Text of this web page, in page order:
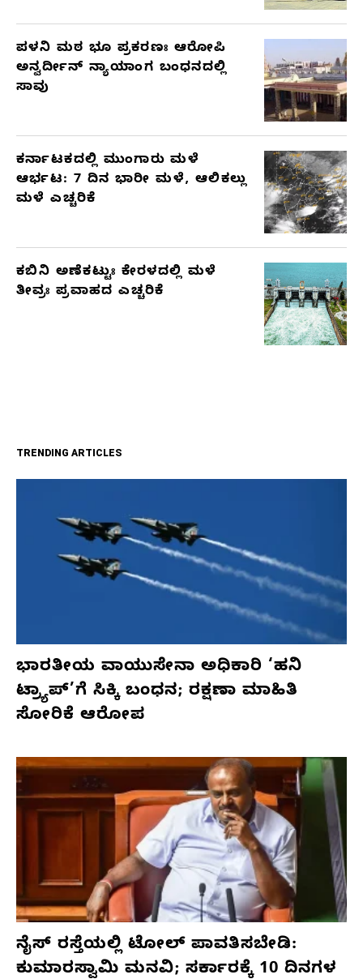
ಪಳನಿ ಮಠ ಭೂ ಪ್ರಕರಣಃ ಆರೋಪಿ
ಅನ್ವರ್ದೀನ್ ನ್ಯಾಯಾಂಗ ಬಂಧನದಲ್ಲಿ
ಸಾವು
ಕರ್ನಾಟಕದಲ್ಲಿ ಮುಂಗಾರು ಮಳೆ
ಆರ್ಭಟ: 7 ದಿನ ಭಾರೀ ಮಳೆ, ಆಲಿಕಲ್ಲು
ಮಳೆ ಎಚ್ಚರಿಕೆ
ಕಬಿನಿ ಅಣೆಕಟ್ಟುಃ ಕೇರಳದಲ್ಲಿ ಮಳೆ
ತೀವ್ರಃ ಪ್ರವಾಹದ ಎಚ್ಚರಿಕೆ
TRENDING ARTICLES
ಭಾರತೀಯ ವಾಯುಸೇನಾ ಅಧಿಕಾರಿ ‘ಹನಿ
ಟ್ರ್ಯಾಪ್’ಗೆ ಸಿಕ್ಕಿ ಬಂಧನ; ರಕ್ಷಣಾ ಮಾಹಿತಿ
ಸೋರಿಕೆ ಆರೋಪ
ನೈಸ್ ರಸ್ತೆಯಲ್ಲಿ ಟೋಲ್ ಪಾವತಿಸಬೇಡಿ:
ಕುಮಾರಸ್ವಾಮಿ ಮನವಿ; ಸರ್ಕಾರಕ್ಕೆ 10 ದಿನಗಳ